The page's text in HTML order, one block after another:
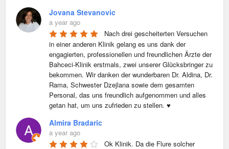
Jovana Stevanovic
a year ago
Nach drei gescheiterten Versuchen
in einer anderen Klinik gelang es uns dank der
engagierten, professionellen und freundlichen Ärzte der
Bahceci-Klinik erstmals, zwei unserer Glücksbringer zu
bekommen. Wir danken der wunderbaren Dr. Aldina, Dr.
Rama, Schwester Dzejlana sowie dem gesamten
Personal, das uns freundlich aufgenommen und alles
getan hat, um uns zufrieden zu stellen. ♥️
Almira Bradaric
a year ago
Ok Klinik. Da die Flure solcher